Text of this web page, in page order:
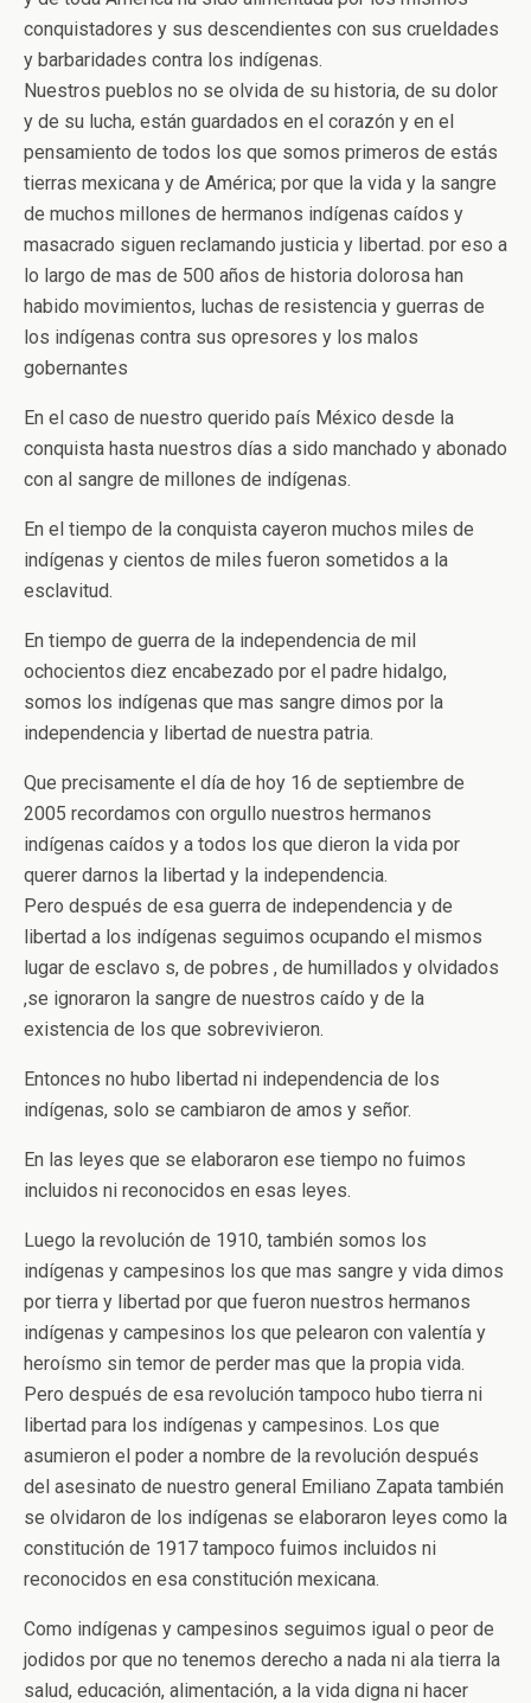
conquistadores y sus descendientes con sus crueldades
y barbaridades contra los indígenas.
Nuestros pueblos no se olvida de su historia, de su dolor
y de su lucha, están guardados en el corazón y en el
pensamiento de todos los que somos primeros de estás
tierras mexicana y de América; por que la vida y la sangre
de muchos millones de hermanos indígenas caídos y
masacrado siguen reclamando justicia y libertad. por eso a
lo largo de mas de 500 años de historia dolorosa han
habido movimientos, luchas de resistencia y guerras de
los indígenas contra sus opresores y los malos
gobernantes
En el caso de nuestro querido país México desde la
conquista hasta nuestros días a sido manchado y abonado
con al sangre de millones de indígenas.
En el tiempo de la conquista cayeron muchos miles de
indígenas y cientos de miles fueron sometidos a la
esclavitud.
En tiempo de guerra de la independencia de mil
ochocientos diez encabezado por el padre hidalgo,
somos los indígenas que mas sangre dimos por la
independencia y libertad de nuestra patria.
Que precisamente el día de hoy 16 de septiembre de
2005 recordamos con orgullo nuestros hermanos
indígenas caídos y a todos los que dieron la vida por
querer darnos la libertad y la independencia.
Pero después de esa guerra de independencia y de
libertad a los indígenas seguimos ocupando el mismos
lugar de esclavo s, de pobres , de humillados y olvidados
,se ignoraron la sangre de nuestros caído y de la
existencia de los que sobrevivieron.
Entonces no hubo libertad ni independencia de los
indígenas, solo se cambiaron de amos y señor.
En las leyes que se elaboraron ese tiempo no fuimos
incluidos ni reconocidos en esas leyes.
Luego la revolución de 1910, también somos los
indígenas y campesinos los que mas sangre y vida dimos
por tierra y libertad por que fueron nuestros hermanos
indígenas y campesinos los que pelearon con valentía y
heroísmo sin temor de perder mas que la propia vida.
Pero después de esa revolución tampoco hubo tierra ni
libertad para los indígenas y campesinos. Los que
asumieron el poder a nombre de la revolución después
del asesinato de nuestro general Emiliano Zapata también
se olvidaron de los indígenas se elaboraron leyes como la
constitución de 1917 tampoco fuimos incluidos ni
reconocidos en esa constitución mexicana.
Como indígenas y campesinos seguimos igual o peor de
jodidos por que no tenemos derecho a nada ni ala tierra la
salud, educación, alimentación, a la vida digna ni hacer